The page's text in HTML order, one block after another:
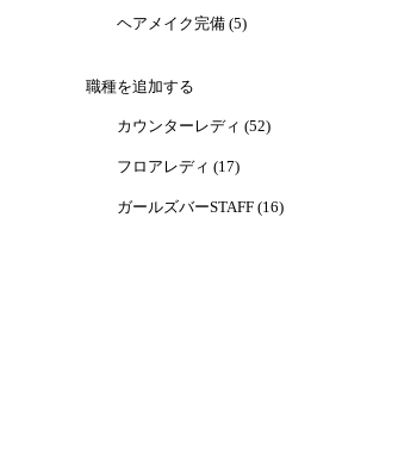
ヘアメイク完備 (5)
職種を追加する
カウンターレディ (52)
フロアレディ (17)
ガールズバーSTAFF (16)